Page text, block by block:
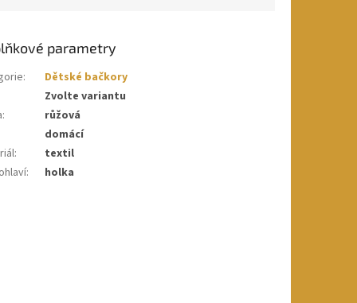
parametry
:
Dětské bačkory
Zvolte variantu
:
růžová
domácí
:
textil
: holka